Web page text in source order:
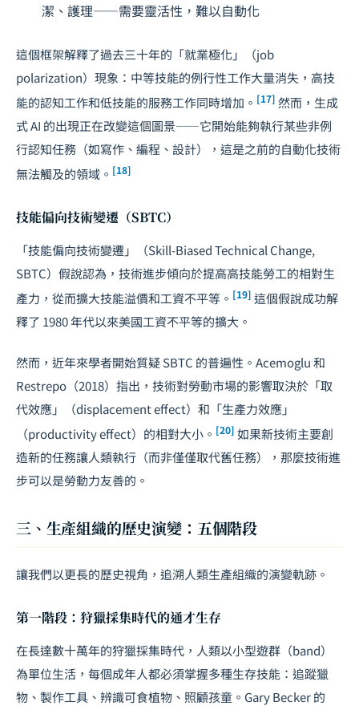
潔、護理——需要靈活性，難以自動化
這個框架解釋了過去三十年的「就業極化」（job
polarization）現象：中等技能的例行性工作大量消失，高技
能的認知工作和低技能的服務工作同時增加。 [17] 然而，生成
式 AI 的出現正在改變這個圖景——它開始能夠執行某些非例
行認知任務（如寫作、編程、設計），這是之前的自動化技術
無法觸及的領域。 [18]
技能偏向技術變遷（SBTC）
「技能偏向技術變遷」（Skill-Biased Technical Change,
SBTC）假說認為，技術進步傾向於提高高技能勞工的相對生
產力，從而擴大技能溢價和工資不平等。 [19] 這個假說成功解
釋了 1980 年代以來美國工資不平等的擴大。
然而，近年來學者開始質疑 SBTC 的普遍性。Acemoglu 和
Restrepo（2018）指出，技術對勞動市場的影響取決於「取
代效應」（displacement effect）和「生產力效應」
（productivity effect）的相對大小。 [20] 如果新技術主要創
造新的任務讓人類執行（而非僅僅取代舊任務），那麼技術進
步可以是勞動力友善的。
三、生產組織的歷史演變：五個階段
讓我們以更長的歷史視角，追溯人類生產組織的演變軌跡。
第一階段：狩獵採集時代的通才生存
在長達數十萬年的狩獵採集時代，人類以小型遊群（band）
為單位生活，每個成年人都必須掌握多種生存技能：追蹤獵
物、製作工具、辨識可食植物、照顧孩童。Gary Becker 的